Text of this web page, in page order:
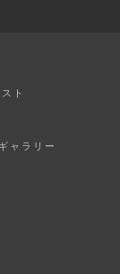
ト
ャラリー